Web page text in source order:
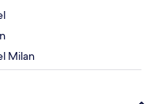
Milan